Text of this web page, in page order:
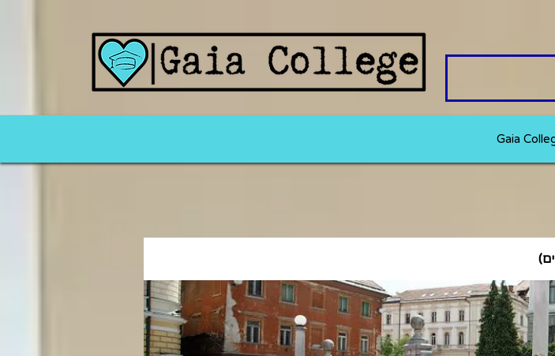
Gaia